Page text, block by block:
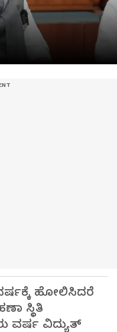
ಹೋಲಿಸಿದರೆ
ಸ್ಥಿತಿ
ವರ್ಷ ವಿದ್ಯುತ್‌